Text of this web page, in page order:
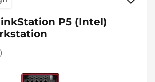
P5 (Intel)